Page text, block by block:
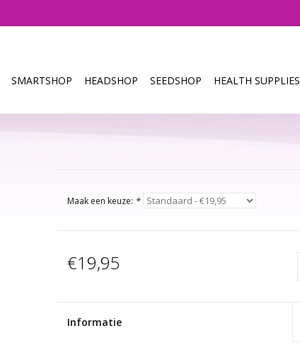
SMARTSHOP HEADSHOP SEEDSHOP HEALTH SUPPLIES
Maak een keuze: *
€19,95
Informatie